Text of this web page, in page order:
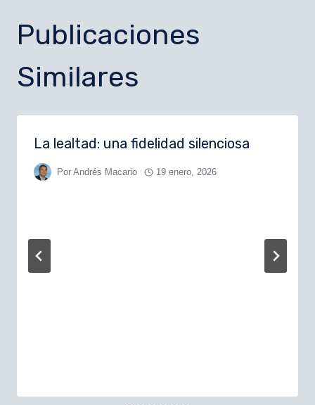
Publicaciones
Similares
La lealtad: una fidelidad silenciosa
Por Andrés Macario 19 enero, 2026